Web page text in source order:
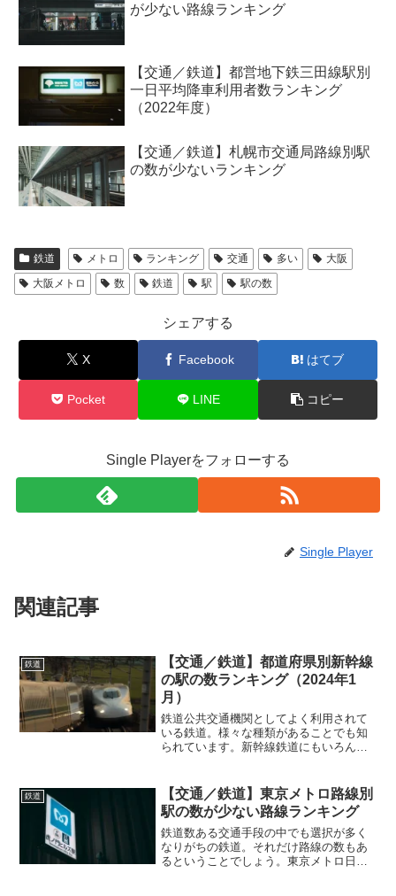
が少ない路線ランキング
【交通／鉄道】都営地下鉄三田線駅別
一日平均降車利用者数ランキング
（2022年度）
【交通／鉄道】札幌市交通局路線別駅
の数が少ないランキング
鉄道 メトロ ランキング 交通 多い
大阪
大阪メトロ
数 鉄道 駅 駅の数
シェアする
X Facebook はてブ
Pocket LINE コピー
Single Playerをフォローする
Single Player
関連記事
鉄道
【交通／鉄道】都道府県別新幹線
の駅の数ランキング（2024年1
月）
鉄道公共交通機関としてよく利用されて
いる鉄道。様々な種類があることでも知
られています。新幹線鉄道にもいろんな
えば、真っ先に新幹線を挙げる方がほと
んどでしょう。JRが運用...
鉄道
【交通／鉄道】東京メトロ路線別
駅の数が少ない路線ランキング
鉄道数ある交通手段の中でも選択が多く
なりがちの鉄道。それだけ路線の数もあ
るということでしょう。東京メトロ日本